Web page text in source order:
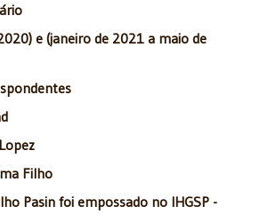
e (janeiro de 2021 a maio de
Filho
Pasin foi empossado no IHGSP -